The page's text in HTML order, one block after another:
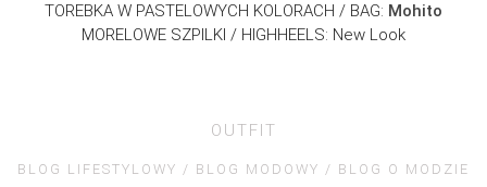
TOREBKA W PASTELOWYCH KOLORACH / BAG: Mohito
MORELOWE SZPILKI / HIGHHEELS: New Look
OUTFIT
BLOG LIFESTYLOWY BLOG MODOWY BLOG O MODZIE